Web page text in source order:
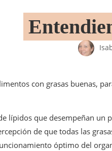
lípidos que desempeñan un
de que todas las
óptimo del